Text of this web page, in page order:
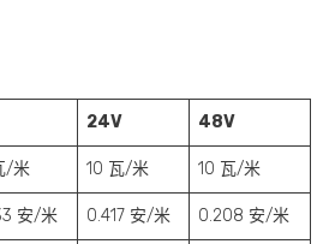
24V 48V
/米 10 瓦/米 10 瓦/米
安/米 0.417 安/米 0.208 安/米